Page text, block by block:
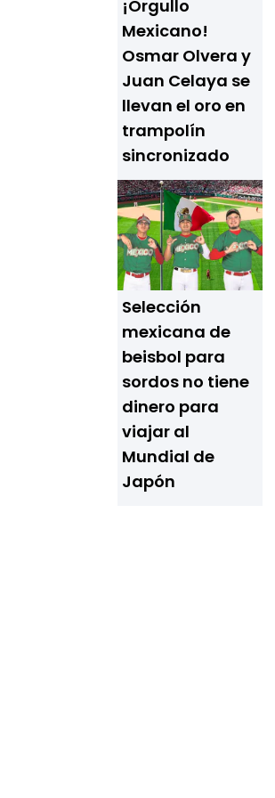
¡Orgullo
Mexicano!
Osmar Olvera y
Juan Celaya se
llevan el oro en
trampolín
sincronizado
Selección
mexicana de
beisbol para
sordos no tiene
dinero para
viajar al
Mundial de
Japón